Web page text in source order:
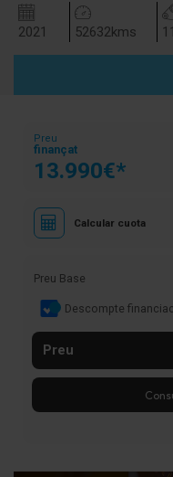
2021 52632kms
Preu
finançat
13.990€*
Calcular cuota
Preu Base
Descompte
Preu